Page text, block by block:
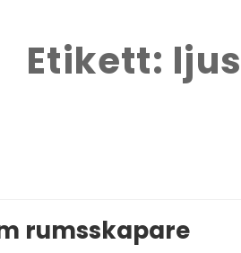
Etikett:
rumsskapare